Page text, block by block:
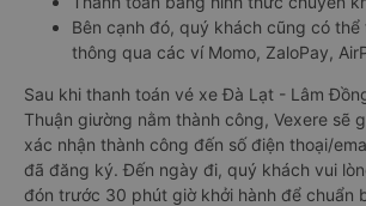
Bên cạnh đó, quý khách cũng có thể
thông qua các ví Momo, ZaloPay,
Sau khi thanh toán vé xe Đà Lạt - Lâm
Thuận giường nằm thành công, Vexere sẽ
xác nhận thành công đến số điện thoại/
đã đăng ký. Đến ngày đi, quý khách vui
đón trước 30 phút giờ khởi hành để chuẩn